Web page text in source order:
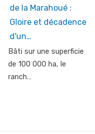
de la Marahoué :
Gloire et décadence
d'un…
Bâti sur une superficie
de 100 000 ha, le
ranch…